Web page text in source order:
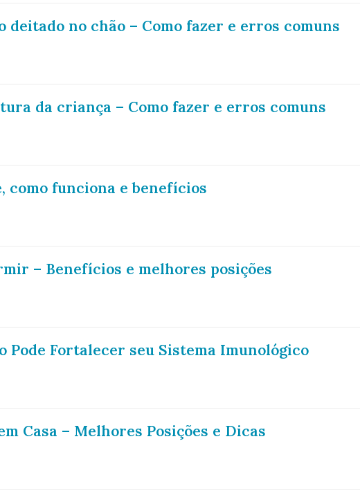
deitado no chão – Como fazer e erros comuns
da criança – Como fazer e erros comuns
como funciona e benefícios
– Benefícios e melhores posições
Pode Fortalecer seu Sistema Imunológico
Casa – Melhores Posições e Dicas